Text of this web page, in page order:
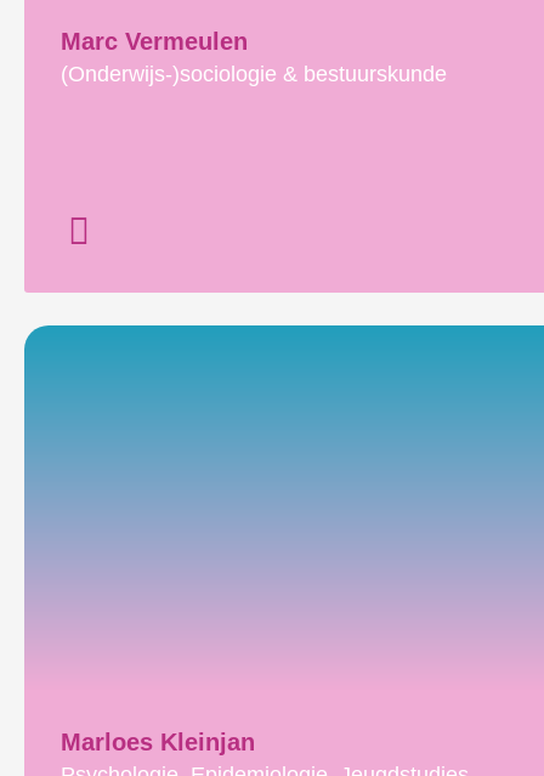
Marc Vermeulen
(Onderwijs-)sociologie & bestuurskunde
Marloes Kleinjan